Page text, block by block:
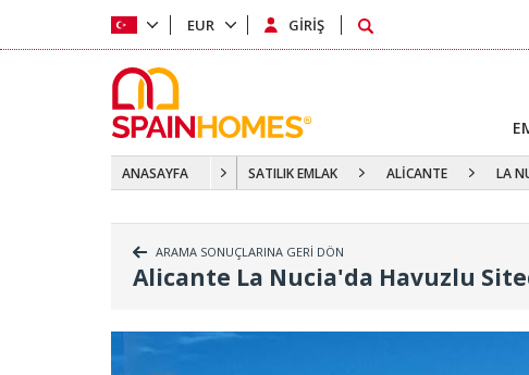
ANASAYFA SATILIK EMLAK ALİCANTE LA
ARAMA SONUÇLARINA GERİ DÖN
Alicante La Nucia'da Havuzlu
EUR GİRİŞ